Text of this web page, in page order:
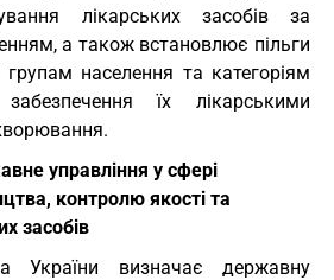
лікарських засобів за
а також встановлює пільги
групам населення та категоріям
їх лікарськими
управління у сфері
контролю якості та
засобів
України визначає державну